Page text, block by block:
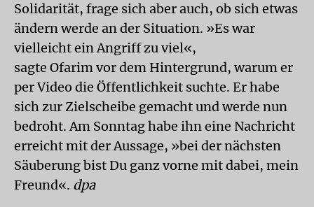
Solidarität, frage sich aber auch, ob sich etwas
ändern werde an der Situation. »Es war
vielleicht ein Angriff zu viel«,
sagte Ofarim vor dem Hintergrund, warum er
per Video die Öffentlichkeit suchte. Er habe
sich zur Zielscheibe gemacht und werde nun
bedroht. Am Sonntag habe ihn eine Nachricht
erreicht mit der Aussage, »bei der nächsten
Säuberung bist Du ganz vorne mit dabei, mein
Freund«. dpa